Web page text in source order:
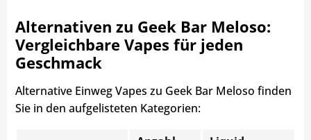
Alternativen zu Geek Bar Meloso:
Vergleichbare Vapes für jeden
Geschmack
Alternative Einweg Vapes zu Geek Bar Meloso finden
Sie in den aufgelisteten Kategorien: